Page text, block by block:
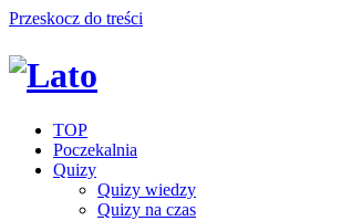
Przeskocz do treści
TOP
Poczekalnia
Quizy
Quizy wiedzy
Quizy na czas